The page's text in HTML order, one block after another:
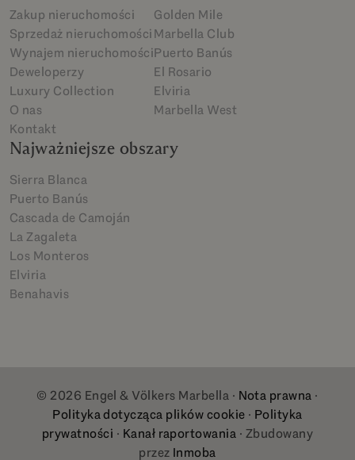
Zakup nieruchomości
Sprzedaż nieruchomości
Wynajem nieruchomości
Deweloperzy
Luxury Collection
O nas
Kontakt
Golden Mile
Marbella Club
Puerto Banús
El Rosario
Elviria
Marbella West
Najważniejsze obszary
Sierra Blanca
Puerto Banús
Cascada de Camoján
La Zagaleta
Los Monteros
Elviria
Benahavis
© 2026 Engel & Völkers Marbella · Nota prawna ·
Polityka dotycząca plików cookie · Polityka
prywatności · Kanał raportowania · Zbudowany
przez Inmoba